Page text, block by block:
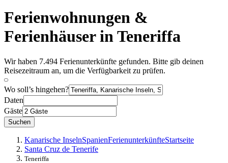
Ferienwohnungen &
Ferienhäuser in Teneriffa
Wir haben 7.494 Ferienunterkünfte gefunden. Bitte gib deinen
Reisezeitraum an, um die Verfügbarkeit zu prüfen.
Wo soll’s hingehen?
Daten
Gäste
Suchen
Kanarische InselnSpanienFerienunterkünfteStartseite
Santa Cruz de Tenerife
Teneriffa